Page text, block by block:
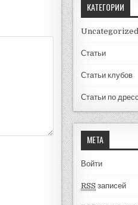
КАТЕГОРИИ
Uncategorized
Статьи
Статьи клубов
Статьи по
МЕТА
Войти
RSS записей